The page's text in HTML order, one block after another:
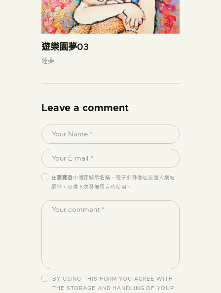
遊樂園夢03
睡夢
Leave a comment
在瀏覽器中儲存顯示名稱、電子郵件地址及個人網站
網址，以供下次發佈留言時使用。
BY USING THIS FORM YOU AGREE WITH
THE STORAGE AND HANDLING OF YOUR